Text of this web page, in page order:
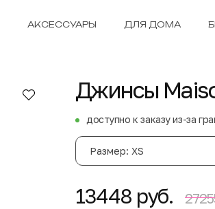
АКСЕССУАРЫ ДЛЯ ДОМА
Джинсы
доступно к заказу из-за
Размер: XS
13448 руб.